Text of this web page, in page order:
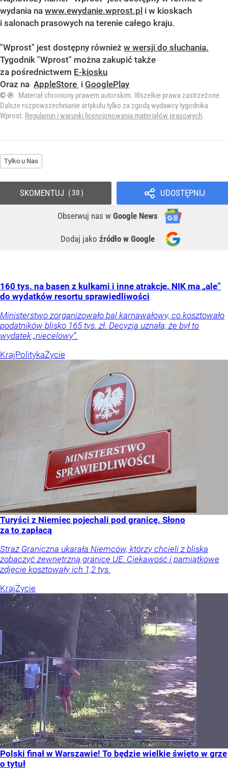
wydania na www.ewydanie.wprost.pl i w kioskach
i salonach prasowych na terenie całego kraju.
"Wprost" jest dostępny również w wersji do słuchania.
Tygodnik "Wprost" można zakupić także
za pośrednictwem E-kiosku
Oraz na AppleStore i GooglePlay
© ℗
Materiał chroniony prawem autorskim. Wszelkie prawa zastrzeżone.
Dalsze rozpowszechnianie artykułu tylko za zgodą wydawcy tygodnika
Wprost. Regulamin i warunki licencjonowania materiałów prasowych.
Tylko u Nas
UDOSTĘPNIJ
Obserwuj nas w Google News
Dodaj jako źródło w Google
SKOMENTUJ 30
160 tys. na basen z kulkami i inne atrakcje. NIK ma „ale”
do wydatków resortu sprawiedliwości
Ministerstwo zorganizowało bal karnawałowy, co kosztowało
podatników blisko 165 tys. zł. Decyzja uznała, że był to
wydatek „niecelowy”.
KrajPolitykaŻycie
Turyści z Niemiec pojechali pod granicę. Słono
za to zapłacą
Straż Graniczna ukarała Niemców, którzy chcieli z bliska
zobaczyć zewnętrzną granicę UE. Ciekawość i pamiątkowe
zdjęcie kosztowały ich 1,2 tys.
KrajŻycie
Polski finał w Warszawie! To będzie wielkie święto w grze
o tytuł